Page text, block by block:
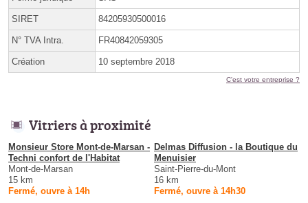
SIRET 84205930500016
N° TVA Intra. FR40842059305
Création 10 septembre 2018
C'est votre entreprise ?
Vitriers à proximité
Monsieur Store Mont-de-Marsan -
Techni confort de l'Habitat
Mont-de-Marsan
15 km
Fermé, ouvre à 14h
Delmas Diffusion - la Boutique du
Menuisier
Saint-Pierre-du-Mont
16 km
Fermé, ouvre à 14h30